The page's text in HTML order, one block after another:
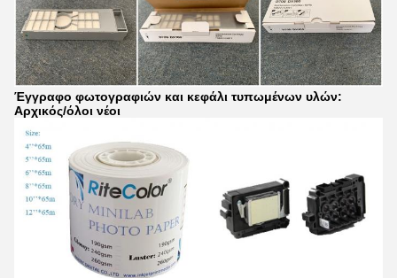
Έγγραφο φωτογραφιών και κεφάλι τυπωμένων υλών:
Αρχικός/όλοι νέοι